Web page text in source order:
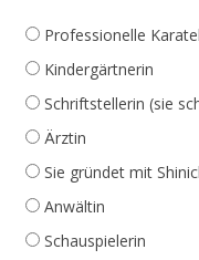
Professionelle
Kindergärtnerin
Schriftstellerin (sie
Ärztin
Sie gründet mit
Anwältin
Schauspielerin